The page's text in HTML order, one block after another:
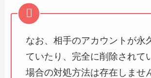
なお、相手のアカウントが永
ていたり、完全に削除されて
場合の対処方法は存在しませ